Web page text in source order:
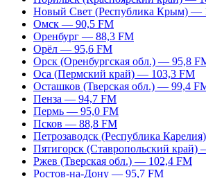
Новый Свет (Республика Крым) —
Омск — 90,5 FM
Оренбург — 88,3 FM
Орёл — 95,6 FM
Орск (Оренбургская обл.) — 95,8
Оса (Пермский край) — 103,3 FM
Осташков (Тверская обл.) — 99,4
Пенза — 94,7 FM
Пермь — 95,0 FM
Псков — 88,8 FM
Петрозаводск (Республика
Пятигорск (Ставропольский край)
Ржев (Тверская обл.) — 102,4 FM
Ростов-на-Дону — 95,7 FM